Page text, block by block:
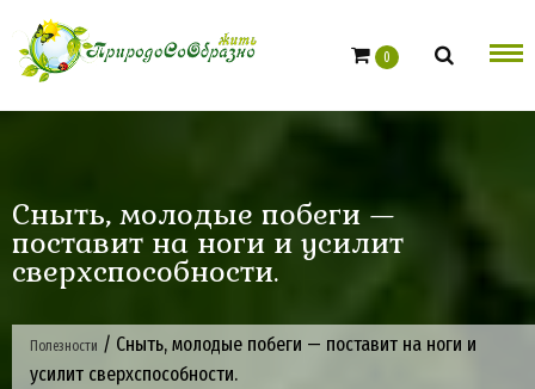
content
0
Сныть, молодые побеги —
поставит на ноги и усилит
сверхспособности.
Полезности / Сныть, молодые побеги — поставит на ноги и
усилит сверхспособности.